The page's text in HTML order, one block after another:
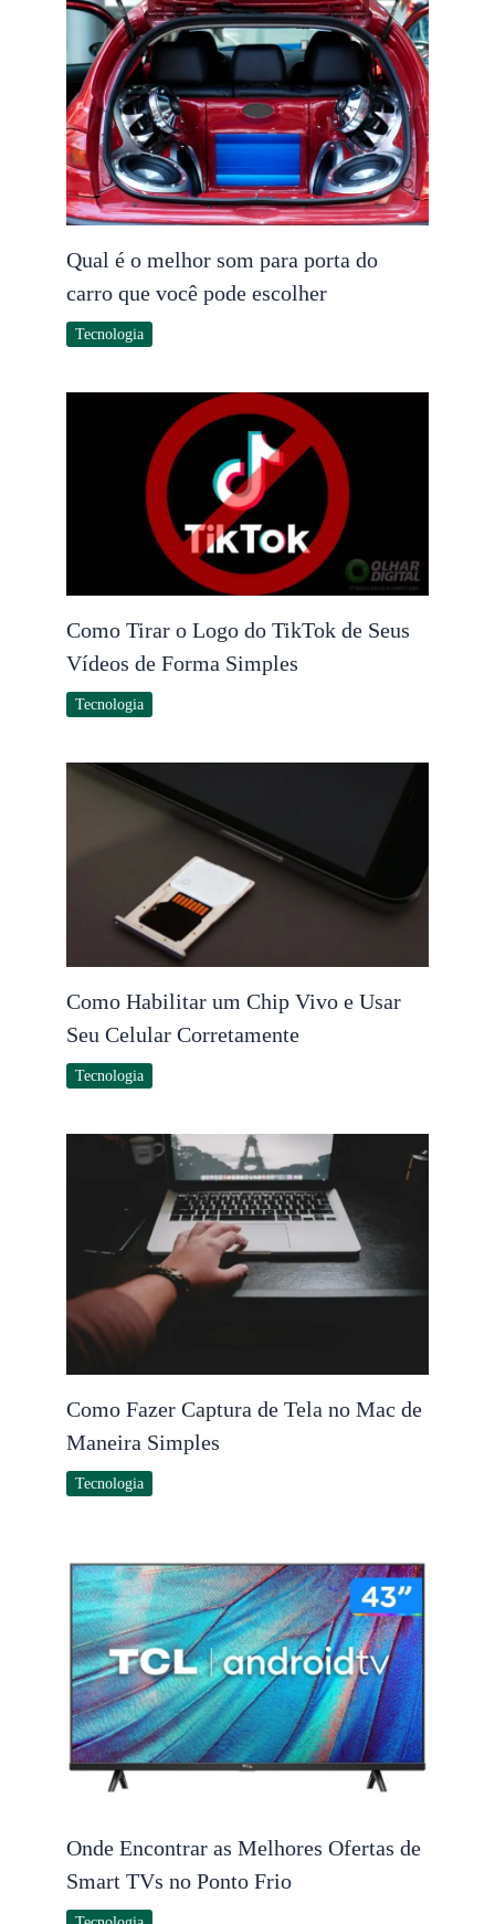
Qual é o melhor som para porta do
carro que você pode escolher
Tecnologia
Como Tirar o Logo do TikTok de Seus
Vídeos de Forma Simples
Tecnologia
Como Habilitar um Chip Vivo e Usar
Seu Celular Corretamente
Tecnologia
Como Fazer Captura de Tela no Mac de
Maneira Simples
Tecnologia
Onde Encontrar as Melhores Ofertas de
Smart TVs no Ponto Frio